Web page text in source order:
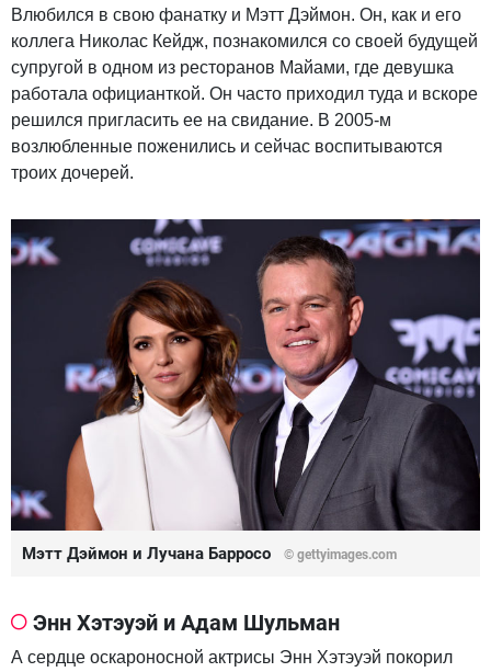
Влюбился в свою фанатку и Мэтт Дэймон. Он, как и его
коллега Николас Кейдж, познакомился со своей будущей
супругой в одном из ресторанов Майами, где девушка
работала официанткой. Он часто приходил туда и вскоре
решился пригласить ее на свидание. В 2005-м
возлюбленные поженились и сейчас воспитываются
троих дочерей.
Мэтт Дэймон и Лучана Барросо © gettyimages.com
Энн Хэтэуэй и Адам Шульман
А сердце оскароносной актрисы Энн Хэтэуэй покорил